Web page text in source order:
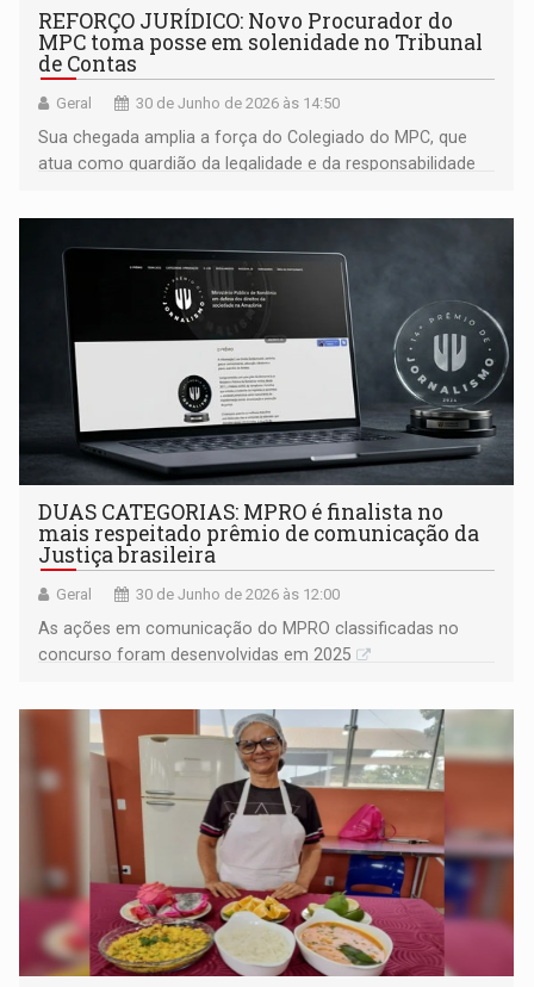
REFORÇO JURÍDICO: Novo Procurador do
MPC toma posse em solenidade no Tribunal
de Contas
Geral 30 de Junho de 2026 às 14:50
Sua chegada amplia a força do Colegiado do MPC, que
atua como guardião da legalidade e da responsabilidade
DUAS CATEGORIAS: MPRO é finalista no
mais respeitado prêmio de comunicação da
Justiça brasileira
Geral 30 de Junho de 2026 às 12:00
As ações em comunicação do MPRO classificadas no
concurso foram desenvolvidas em 2025